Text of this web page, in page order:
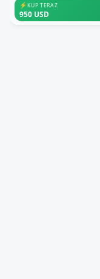
⚡KUP TERAZ
950 USD